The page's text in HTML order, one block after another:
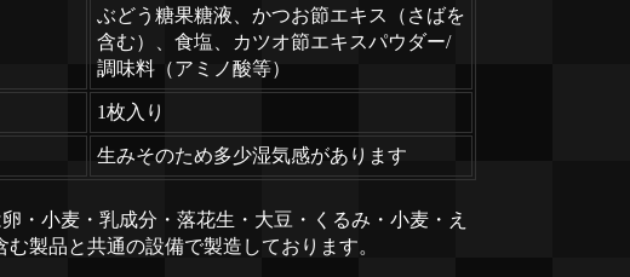
ぶどう糖果糖液、かつお節エキス（さばを
含む）、食塩、カツオ節エキスパウダー/
調味料（アミノ酸等）
1枚入り
生みそのため多少湿気感があります
・小麦・乳成分・落花生・大豆・くるみ・小麦・え
む製品と共通の設備で製造しております。